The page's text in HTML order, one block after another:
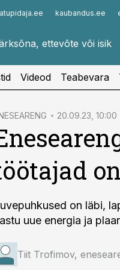
kaubandus.ee
Infopank
Videod Teabevara
20.09.23, 10:00
on läbi,
uue energia ja
Tiit Trofimov,